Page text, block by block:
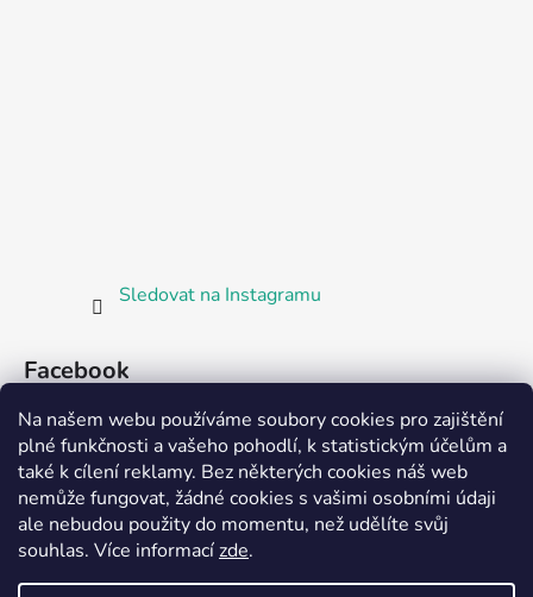
Na našem webu používáme soubory cookies pro zajištění
plné funkčnosti a vašeho pohodlí, k statistickým účelům a
také k cílení reklamy. Bez některých cookies náš web
nemůže fungovat, žádné cookies s vašimi osobními údaji
ale nebudou použity do momentu, než udělíte svůj
souhlas. Více informacízde.
Sledovat na Instagramu
Facebook
Partnerská prodejna Barefoot Plzeň